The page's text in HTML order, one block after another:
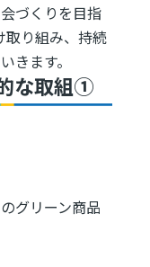
づくりを目指
取り組み、持続
きます。
な取組①
グリーン商品